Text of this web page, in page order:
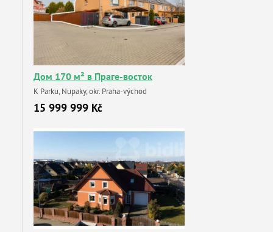
Дом 170 м² в Праге-восток
K Parku, Nupaky, okr. Praha-východ
15 999 999 Kč